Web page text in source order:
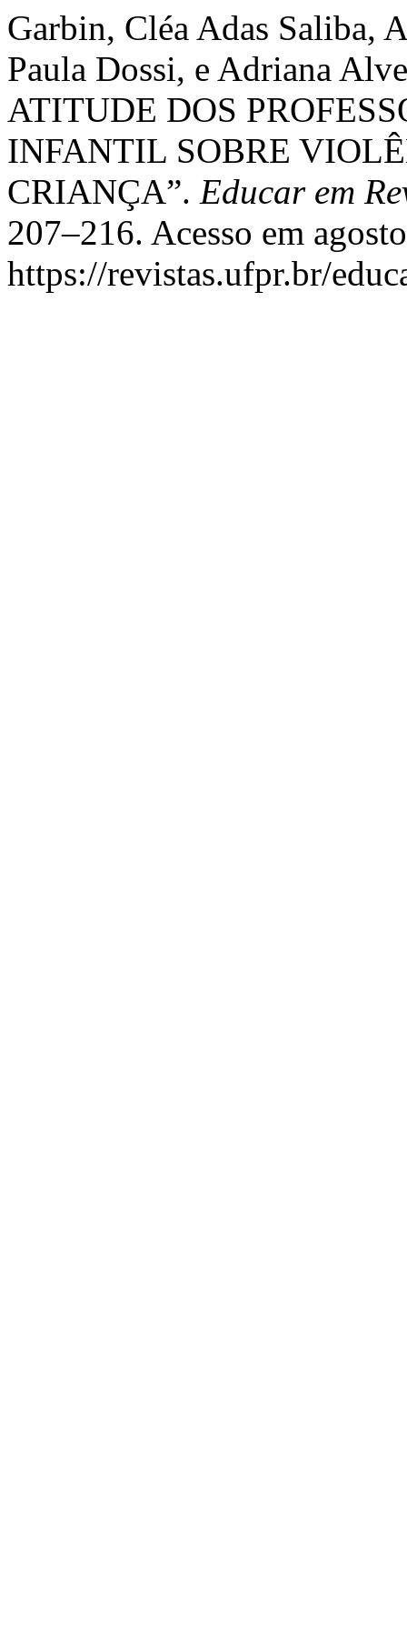
Garbin, Cléa Adas Saliba,
Paula Dossi, e Adriana
ATITUDE DOS
INFANTIL SOBRE
CRIANÇA”. Educar em
207–216. Acesso em
https://revistas.ufpr.br/